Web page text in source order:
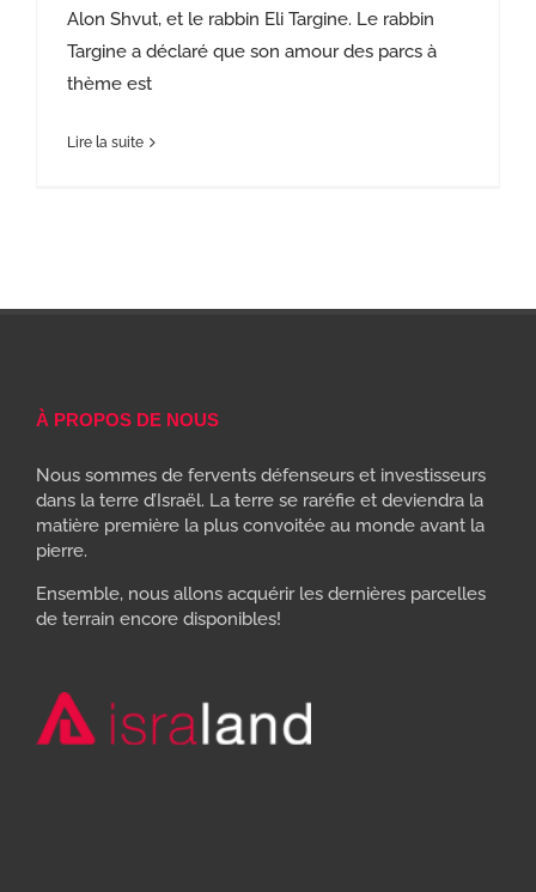
Alon Shvut, et le rabbin Eli Targine. Le rabbin
Targine a déclaré que son amour des parcs à
thème est
Lire la suite
À PROPOS DE NOUS
Nous sommes de fervents défenseurs et investisseurs
dans la terre d’Israël. La terre se raréfie et deviendra la
matière première la plus convoitée au monde avant la
pierre.
Ensemble, nous allons acquérir les dernières parcelles
de terrain encore disponibles!